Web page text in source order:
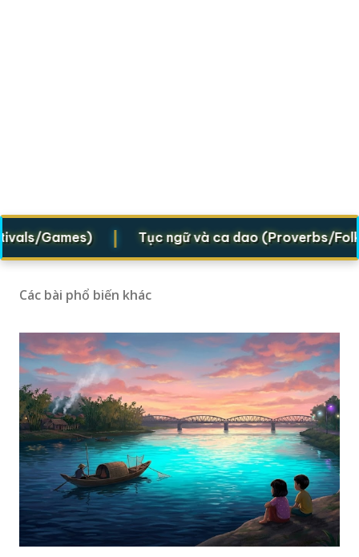
Games) | Tục ngữ và ca dao (Proverbs/Folk
Các bài phổ biến khác